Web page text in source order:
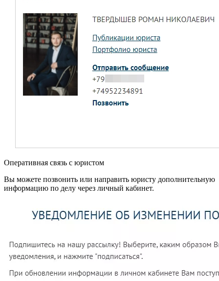
Оперативная связь с юристом
Вы можете позвонить или направить юристу дополнительную
информацию по делу через личный кабинет.